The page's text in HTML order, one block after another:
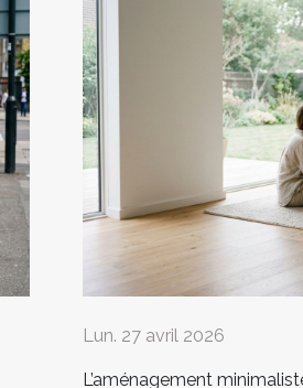
Lun. 27 avril 2026
L’aménagement